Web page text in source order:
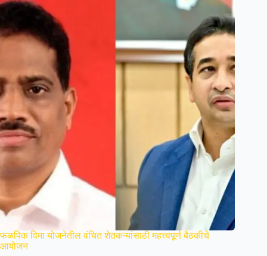
फळपिक विमा योजनेतील वंचित शेतकऱ्यांसाठी महत्त्वपूर्ण बैठकीचे
आयोजन